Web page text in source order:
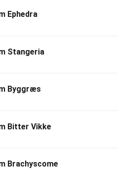
Ephedra
Stangeria
Byggræs
Bitter Vikke
Brachyscome